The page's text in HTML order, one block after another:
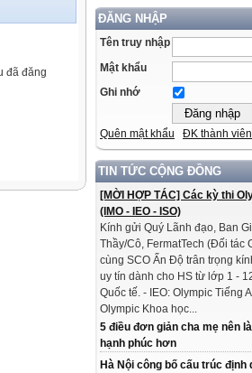
ĐĂNG NHẬP
Tên truy nhập
Mật khẩu
Ghi nhớ
Quên mật khẩu ĐK thành viên
TIN TỨC CỘNG ĐỒNG
[MỜI HỢP TÁC] Các kỳ thi
(IMO - IEO - ISO)
Kính gửi Quý Lãnh đạo, Ban
Thầy/Cô, FermatTech (Đối tác
cùng SCO Ấn Độ trân trọng
uy tín dành cho HS từ lớp 1 -
Quốc tế. - IEO: Olympic Tiếng
Olympic Khoa học...
5 điều đơn giản cha mẹ nên
hạnh phúc hơn
Hà Nội công bố cấu trúc định
đã đăng